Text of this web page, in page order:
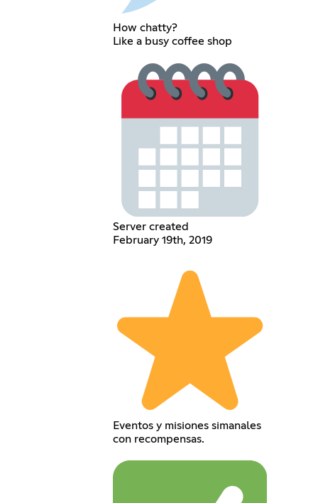
How chatty?
Like a busy coffee shop
Server created
February 19th, 2019
Eventos y misiones simanales
con recompensas.